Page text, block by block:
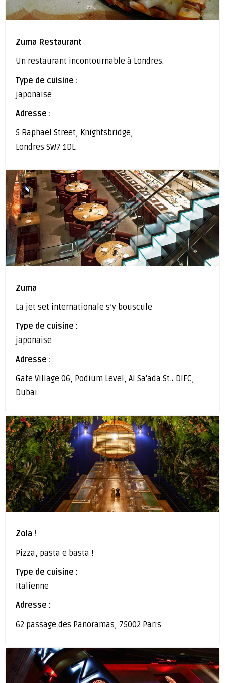
Zuma Restaurant
Un restaurant incontournable à Londres.
Type de cuisine :
japonaise
Adresse :
5 Raphael Street, Knightsbridge,
Londres SW7 1DL.
Zuma
La jet set internationale s’y bouscule
Type de cuisine :
japonaise
Adresse :
Gate Village 06, Podium Level, Al Sa'ada St.، DIFC,
Dubai.
Zola !
Pizza, pasta e basta !
Type de cuisine :
Italienne
Adresse :
62 passage des Panoramas, 75002 Paris